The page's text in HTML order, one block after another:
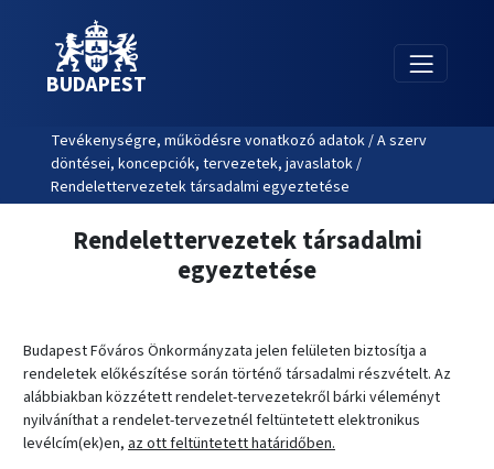
BUDAPEST
Tevékenységre, működésre vonatkozó adatok / A szerv
döntései, koncepciók, tervezetek, javaslatok /
Rendelettervezetek társadalmi egyeztetése
Rendelettervezetek társadalmi
egyeztetése
Budapest Főváros Önkormányzata jelen felületen biztosítja a
rendeletek előkészítése során történő társadalmi részvételt. Az
alábbiakban közzétett rendelet-tervezetekről bárki véleményt
nyilváníthat a rendelet-tervezetnél feltüntetett elektronikus
levélcím(ek)en, az ott feltüntetett határidőben.